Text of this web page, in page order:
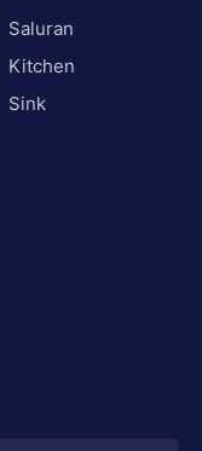
Saluran
Kitchen
Sink